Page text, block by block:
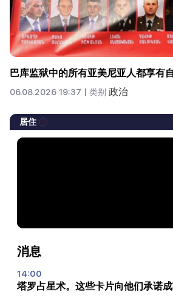
巴库监狱中的所有亚美尼亚人都享有
06.08.2026 19:37 | 类别 政治
居住
消息
14:00
塔罗占星术。这些卡片向他们承诺